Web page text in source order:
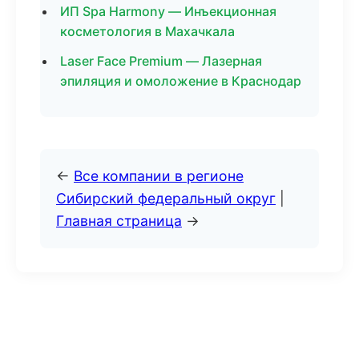
ИП Spa Harmony — Инъекционная
косметология в Махачкала
Laser Face Premium — Лазерная
эпиляция и омоложение в Краснодар
← Все компании в регионе
Сибирский федеральный округ
Главная страница →